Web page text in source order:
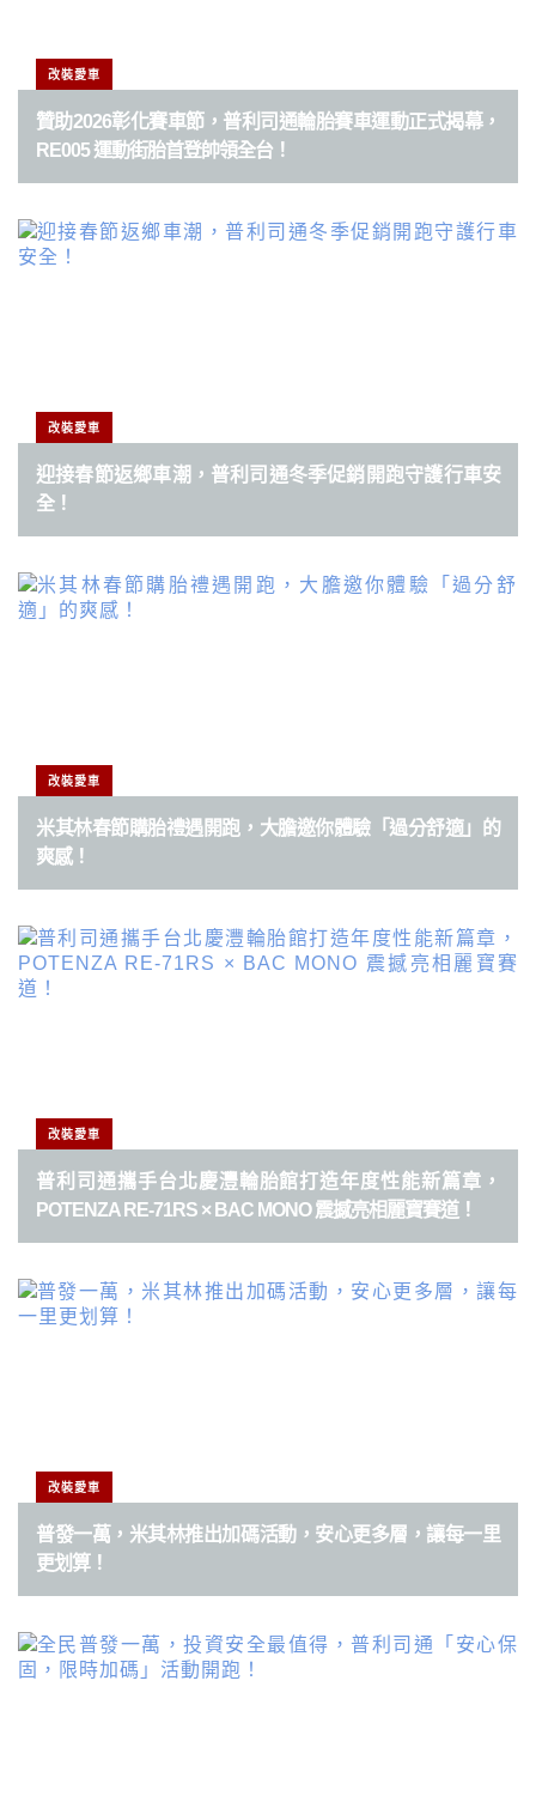
改裝愛車
贊助2026彰化賽車節，普利司通輪胎賽車運動正式揭幕，
RE005 運動街胎首登帥領全台！
改裝愛車
迎接春節返鄉車潮，普利司通冬季促銷開跑守護行車安
全！
改裝愛車
米其林春節購胎禮遇開跑，大膽邀你體驗「過分舒適」的
爽感！
改裝愛車
普利司通攜手台北慶灃輪胎館打造年度性能新篇章，
POTENZA RE-71RS × BAC MONO 震撼亮相麗寶賽道！
改裝愛車
普發一萬，米其林推出加碼活動，安心更多層，讓每一里
更划算！